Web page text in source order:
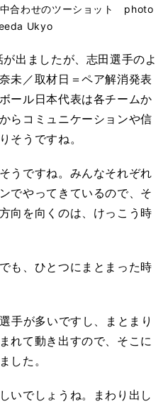
合わせのツーショット photo
Ukyo
出ましたが、志田選手のよ
未／取材日＝ペア解消発表
ール日本代表は各チームか
らコミュニケーションや信
そうですね。
うですね。みんなそれぞれ
でやってきているので、そ
向を向くのは、けっこう時
も、ひとつにまとまった時
手が多いですし、まとまり
れて動き出すので、そこに
した。
いでしょうね。まわり出し